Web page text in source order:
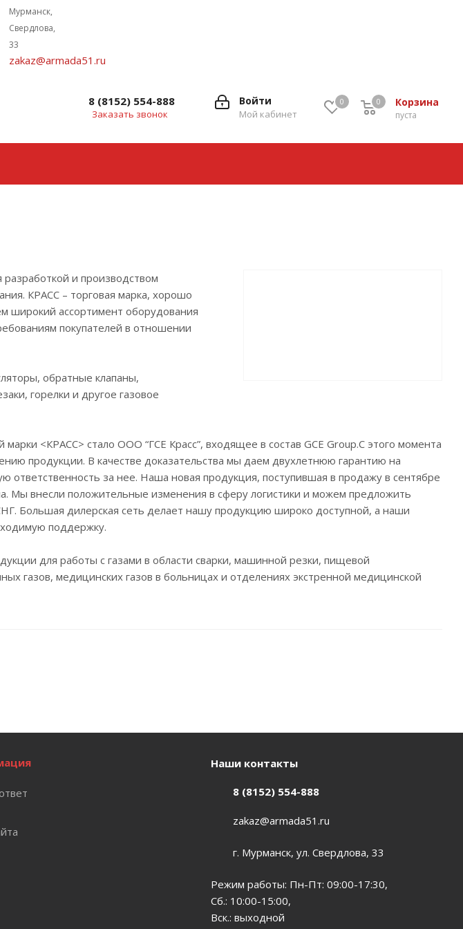
Мурманск,
Свердлова,
33
zakaz@armada51.ru
0 Корзина
0
пуста
0
Войти
Мой кабинет
8 (8152) 554-888
Заказать звонок
и производством
КРАСС – торговая марка, хорошо
широкий ассортимент оборудования
покупателей в отношении
обратные клапаны,
горелки и другое газовое
<КРАСС> стало ООО “ГСЕ Красс”, входящее в состав GCE Group.С этого момента
продукции. В качестве доказательства мы даем двухлетнюю гарантию на
ответственность за нее. Наша новая продукция, поступившая в продажу в сентябре
Мы внесли положительные изменения в сферу логистики и можем предложить
Большая дилерская сеть делает нашу продукцию широко доступной, а наши
поддержку.
для работы с газами в области сварки, машинной резки, пищевой
газов, медицинских газов в больницах и отделениях экстренной медицинской
Наши контакты
8 (8152) 554-888
zakaz@armada51.ru
г. Мурманск, ул. Свердлова, 33
Режим работы: Пн-Пт: 09:00-17:30,
Сб.: 10:00-15:00,
Вск.: выходной